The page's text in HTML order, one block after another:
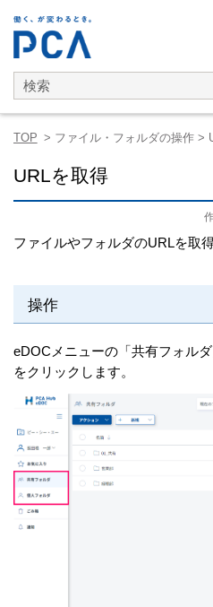
TOP > ファイル・フォルダの操作>
URLを取得
ファイルやフォルダのURLを取得
操作
eDOCメニューの「共有フォル
をクリックします。